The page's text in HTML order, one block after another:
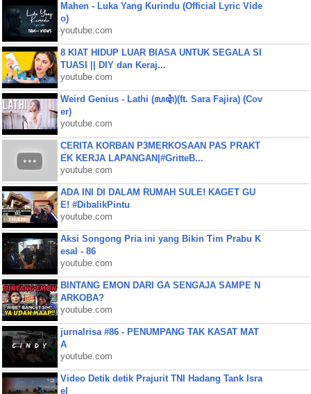
Mahen - Luka Yang Kurindu (Official Lyric Vide
o)
youtube.com
8 KIAT HIDUP LUAR BIASA UNTUK SEGALA SI
TUASI || DIY dan Keraj...
youtube.com
Weird Genius - Lathi (ꦭꦛꦶ)(ft. Sara Fajira) (Cov
er)
youtube.com
CERITA KORBAN P3MERKOSAAN PAS PRAKT
EK KERJA LAPANGAN|#GritteB...
youtube.com
ADA INI DI DALAM RUMAH SULE! KAGET GU
E! #DibalikPintu
youtube.com
Aksi Songong Pria ini yang Bikin Tim Prabu K
esal - 86
youtube.com
BINTANG EMON DARI GA SENGAJA SAMPE N
ARKOBA?
youtube.com
jurnalrisa #86 - PENUMPANG TAK KASAT MAT
A
youtube.com
Video Detik detik Prajurit TNI Hadang Tank Isra
el